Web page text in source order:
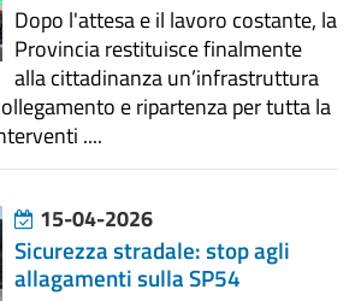
Dopo l'attesa e il lavoro costante, la
Provincia restituisce finalmente
alla cittadinanza un’infrastruttura
e ripartenza per tutta la
....
15-04-2026
Sicurezza stradale: stop agli
allagamenti sulla SP54